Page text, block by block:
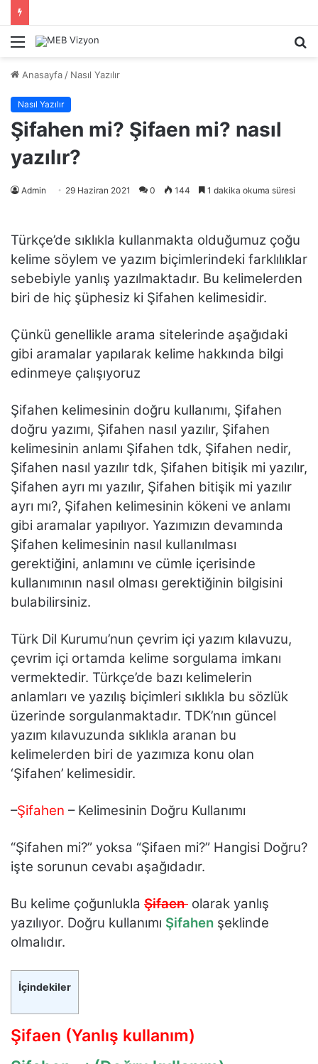
Menü
Anasayfa / Nasıl Yazılır
Nasıl Yazılır
Şifahen mi? Şifaen mi? nasıl
yazılır?
Admin 29 Haziran 2021 0 144 1 dakika okuma süresi
Türkçe’de sıklıkla kullanmakta olduğumuz çoğu
kelime söylem ve yazım biçimlerindeki farklılıklar
sebebiyle yanlış yazılmaktadır. Bu kelimelerden
biri de hiç şüphesiz ki Şifahen kelimesidir.
Çünkü genellikle arama sitelerinde aşağıdaki
gibi aramalar yapılarak kelime hakkında bilgi
edinmeye çalışıyoruz
Şifahen kelimesinin doğru kullanımı, Şifahen
doğru yazımı, Şifahen nasıl yazılır, Şifahen
kelimesinin anlamı Şifahen tdk, Şifahen nedir,
Şifahen nasıl yazılır tdk, Şifahen bitişik mi yazılır,
Şifahen ayrı mı yazılır, Şifahen bitişik mi yazılır
ayrı mı?, Şifahen kelimesinin kökeni ve anlamı
gibi aramalar yapılıyor. Yazımızın devamında
Şifahen kelimesinin nasıl kullanılması
gerektiğini, anlamını ve cümle içerisinde
kullanımının nasıl olması gerektiğinin bilgisini
bulabilirsiniz.
Türk Dil Kurumu’nun çevrim içi yazım kılavuzu,
çevrim içi ortamda kelime sorgulama imkanı
vermektedir. Türkçe’de bazı kelimelerin
anlamları ve yazılış biçimleri sıklıkla bu sözlük
üzerinde sorgulanmaktadır. TDK’nın güncel
yazım kılavuzunda sıklıkla aranan bu
kelimelerden biri de yazımıza konu olan
‘Şifahen’ kelimesidir.
–Şifahen – Kelimesinin Doğru Kullanımı
“Şifahen mi?” yoksa “Şifaen mi?” Hangisi Doğru?
işte sorunun cevabı aşağıdadır.
Bu kelime çoğunlukla Şifaen olarak yanlış
yazılıyor. Doğru kullanımı Şifahen şeklinde
olmalıdır.
İçindekiler
Şifaen (Yanlış kullanım)